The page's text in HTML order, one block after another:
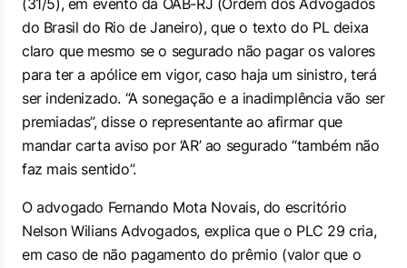
(31/5), em evento da OAB-RJ (Ordem dos Advogados
do Brasil do Rio de Janeiro), que o texto do PL deixa
claro que mesmo se o segurado não pagar os valores
para ter a apólice em vigor, caso haja um sinistro, terá
ser indenizado. “A sonegação e a inadimplência vão ser
premiadas”, disse o representante ao afirmar que
mandar carta aviso por ‘AR’ ao segurado “também não
faz mais sentido”.
O advogado Fernando Mota Novais, do escritório
Nelson Wilians Advogados, explica que o PLC 29 cria,
em caso de não pagamento do prêmio (valor que o